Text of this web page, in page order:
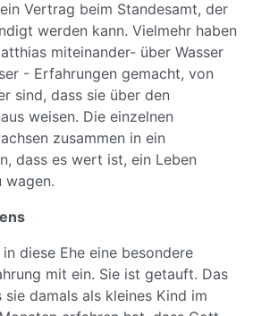
Vertrag beim Standesamt, der
werden kann. Vielmehr haben
miteinander- über Wasser
- Erfahrungen gemacht, von
sind, dass sie über den
weisen. Die einzelnen
zusammen in ein
dass es wert ist, ein Leben
wagen.
diese Ehe eine besondere
mit ein. Sie ist getauft. Das
sie damals als kleines Kind im